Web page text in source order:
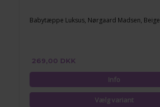
Babytæppe Luksus, Nørgaard Madsen, Beige
269,00 DKK